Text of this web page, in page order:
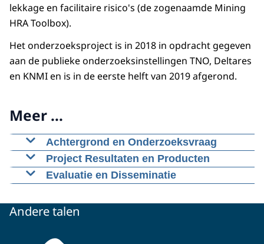
lekkage en facilitaire risico's (de zogenaamde Mining
HRA Toolbox).
Het onderzoeksproject is in 2018 in opdracht gegeven
aan de publieke onderzoeksinstellingen TNO, Deltares
en KNMI en is in de eerste helft van 2019 afgerond.
Meer ...
Achtergrond en Onderzoeksvraag
Het doel van dit project is om het ministerie van
Economische Zaken en Klimaat te adviseren
kwaliteitsborgingseisen voor instrumenten
voor de beoordeling van mijnbouwdreiging- en
risico's, met name de modellering van
Project Resultaten en Producten
Het Eindrapport van KEM-03a
onderzoeksprioriteiten met betrekking tot
mijnbouwrisico's als de prioriteiten voor de
ontwikkeling van DRA-toolboxen.
Evaluatie en Disseminatie
projectresultaten met het projectteam
panel beschouwt het werk als van hoge
Andere talen